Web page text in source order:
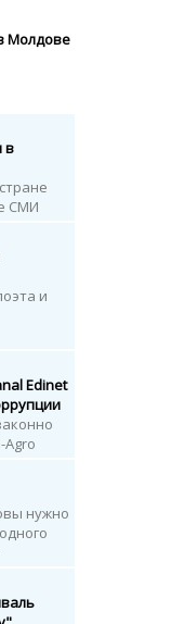
Молдове
в
СМИ
и
Edinet
нужно